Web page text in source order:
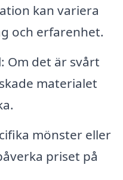
kan variera
och erfarenhet.
Om det är svårt
materialet
mönster eller
priset på